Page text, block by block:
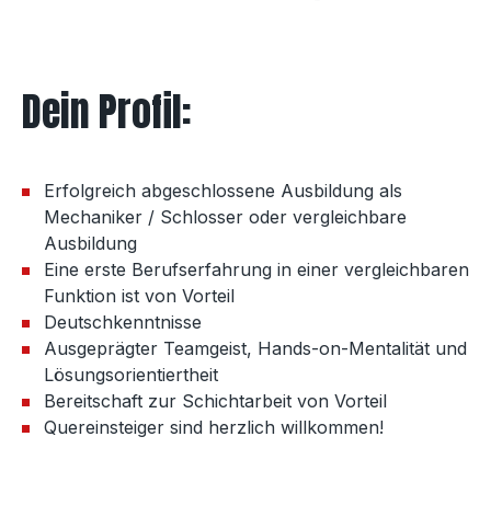
Dein Profil:
Erfolgreich abgeschlossene Ausbildung als
Mechaniker / Schlosser oder vergleichbare
Ausbildung
Eine erste Berufserfahrung in einer vergleichbaren
Funktion ist von Vorteil
Deutschkenntnisse
Ausgeprägter Teamgeist, Hands-on-Mentalität und
Lösungsorientiertheit
Bereitschaft zur Schichtarbeit von Vorteil
Quereinsteiger sind herzlich willkommen!